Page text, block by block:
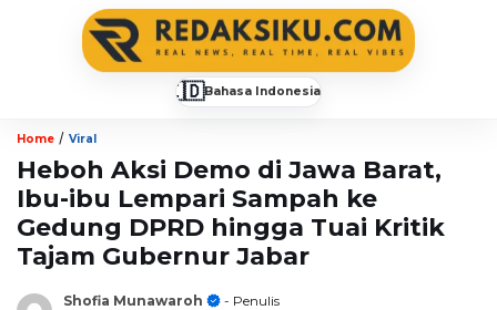
🇮🇩Bahasa Indonesia
Home / Viral
Heboh Aksi Demo di Jawa Barat,
Ibu-ibu Lempari Sampah ke
Gedung DPRD hingga Tuai Kritik
Tajam Gubernur Jabar
Shofia Munawaroh
- Penulis